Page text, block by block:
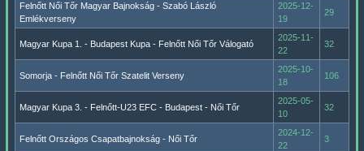
Felnőtt Női Tőr Magyar Bajnokság - Szabó László
Emlékverseny
2025-12-
19
29
Magyar Kupa 1. - Budapest Kupa - Felnőtt Női Tőr Válogató
2025-11-
22
32
Somorja - Felnőtt Női Tőr Szatelit Verseny
2025-10-
18
106
Magyar Kupa 3. - Felnőtt-U23 EFC - Budapest - Női Tőr
2025-05-
10
32
Felnőtt Országos Csapatbajnokság - Női Tőr
2024-12-
22
3